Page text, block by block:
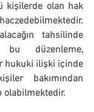
kişilerde olan hak
tahsilinde
bu düzenleme,
hukuki ilişki içinde
bakımından
olabilmektedir.